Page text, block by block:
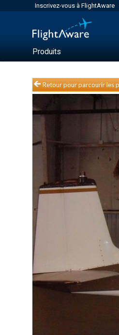
Inscrivez-vous à FlightAware
Produits
Retour pour parcourir les